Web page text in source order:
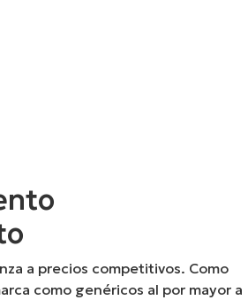
a precios competitivos. Como
como genéricos al por mayor a